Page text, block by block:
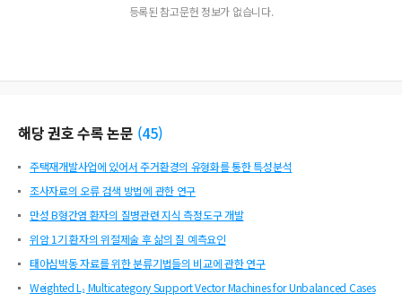
등록된 참고문헌 정보가 없습니다.
해당 권호 수록 논문 (45)
주택재개발사업에 있어서 주거환경의 유형화를 통한 특성분석
조사자료의 오류 검색 방법에 관한 연구
만성 B형간염 환자의 질병관련 지식 측정도구 개발
위암 1기 환자의 위절제술 후 삶의 질 예측요인
태아심박동 자료를 위한 분류기법들의 비교에 관한 연구
Weighted L₁ Multicategory Support Vector Machines for Unbalanced Cases